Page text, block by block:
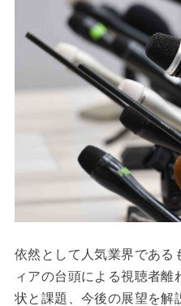
依然として人気業界である
ィアの台頭による視聴者離
状と課題、今後の展望を解